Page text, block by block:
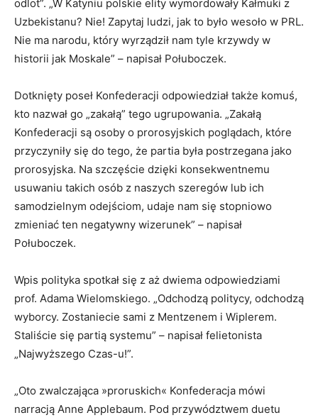
odlot”. „W Katyniu polskie elity wymordowały Kałmuki z
Uzbekistanu? Nie! Zapytaj ludzi, jak to było wesoło w PRL.
Nie ma narodu, który wyrządził nam tyle krzywdy w
historii jak Moskale” – napisał Połuboczek.
Dotknięty poseł Konfederacji odpowiedział także komuś,
kto nazwał go „zakałą” tego ugrupowania. „Zakałą
Konfederacji są osoby o prorosyjskich poglądach, które
przyczyniły się do tego, że partia była postrzegana jako
prorosyjska. Na szczęście dzięki konsekwentnemu
usuwaniu takich osób z naszych szeregów lub ich
samodzielnym odejściom, udaje nam się stopniowo
zmieniać ten negatywny wizerunek” – napisał
Połuboczek.
Wpis polityka spotkał się z aż dwiema odpowiedziami
prof. Adama Wielomskiego. „Odchodzą politycy, odchodzą
wyborcy. Zostaniecie sami z Mentzenem i Wiplerem.
Staliście się partią systemu” – napisał felietonista
„Najwyższego Czas-u!”.
„Oto zwalczająca »proruskich« Konfederacja mówi
narracją Anne Applebaum. Pod przywództwem duetu